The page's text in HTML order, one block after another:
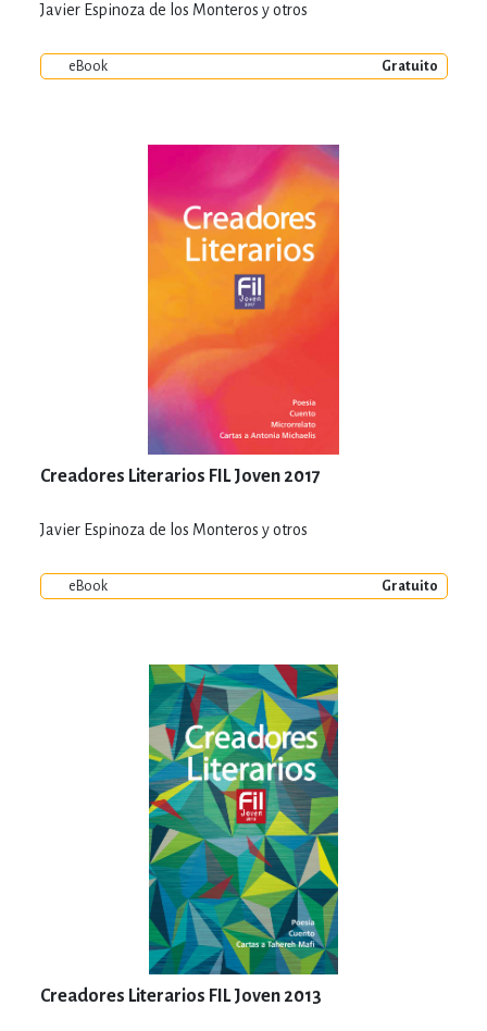
Javier Espinoza de los Monteros y otros
eBook Gratuito
Creadores Literarios FIL Joven 2017
Javier Espinoza de los Monteros y otros
eBook Gratuito
Creadores Literarios FIL Joven 2013